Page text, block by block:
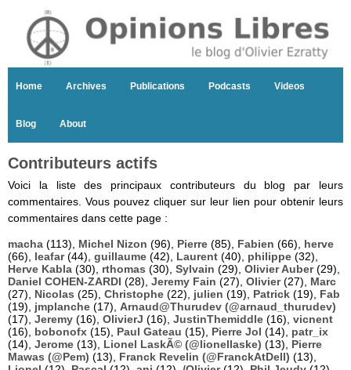
Home Archives Publications Podcasts Videos
Blog About
Contributeurs actifs
Voici la liste des principaux contributeurs du blog par leurs
commentaires. Vous pouvez cliquer sur leur lien pour obtenir leurs
commentaires dans cette page :
macha (113), Michel Nizon (96), Pierre (85), Fabien (66), herve
(66), leafar(44), guillaume (42), Laurent (40), philippe (32),
Herve Kabla (30), rthomas (30), Sylvain (29), Olivier Auber(29),
Daniel COHEN-ZARDI (28), Jeremy Fain (27), Olivier(27), Marc
(27), Nicolas (25), Christophe (22), julien (19), Patrick (19), Fab
(19), jmplanche (17), Arnaud@Thurudev (@arnaud_thurudev)
(17), Jeremy (16), OlivierJ (16), JustinThemiddle (16), vicnent
(16), bobonofx (15), Paul Gateau (15), Pierre Jol (14), patr_ix
(14), Jerome (13), Lionel LaskÃ© (@lionellaske) (13), Pierre
Mawas (@Pem) (13), Franck Revelin (@FranckAtDell) (13),